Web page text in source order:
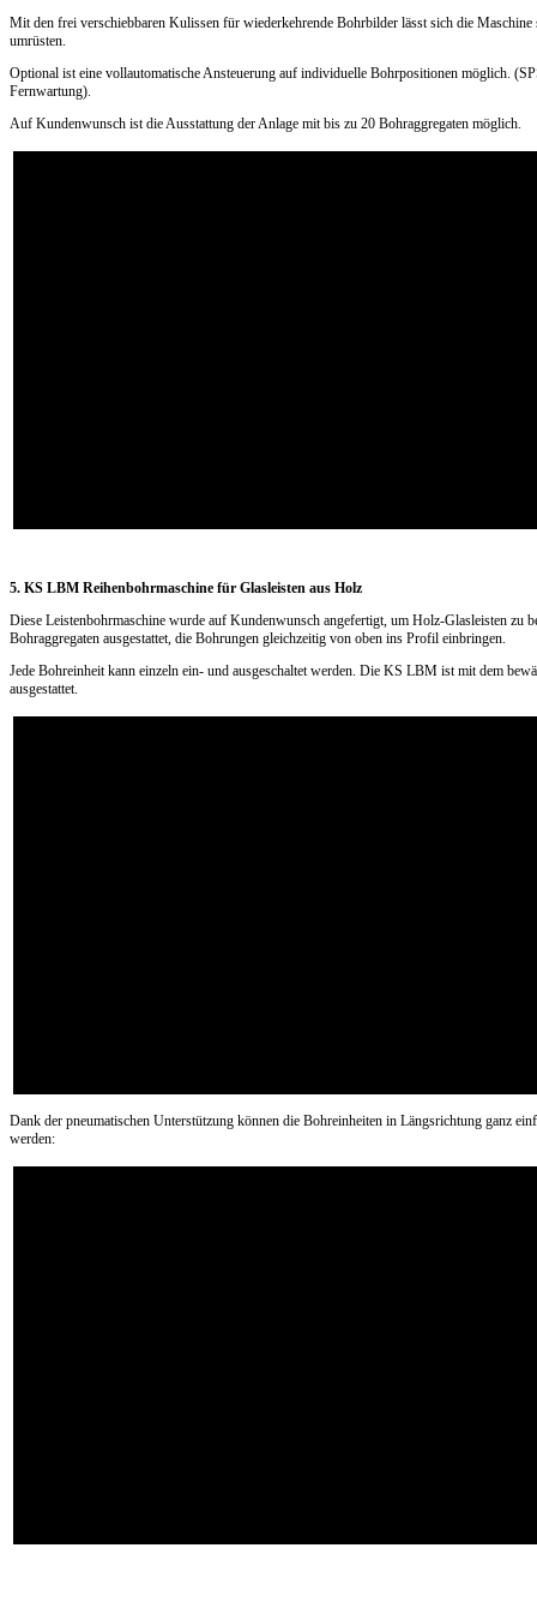
Mit den frei verschiebbaren Kulissen für wiederkehrende Bohrbilder lässt sich die Maschine
umrüsten.
Optional ist eine vollautomatische Ansteuerung auf individuelle Bohrpositionen möglich.
Fernwartung).
Auf Kundenwunsch ist die Ausstattung der Anlage mit bis zu 20 Bohraggregaten möglich.
5. KS LBM Reihenbohrmaschine für Glasleisten aus Holz
Diese Leistenbohrmaschine wurde auf Kundenwunsch angefertigt, um Holz-Glasleisten zu
Bohraggregaten ausgestattet, die Bohrungen gleichzeitig von oben ins Profil einbringen.
Jede Bohreinheit kann einzeln ein- und ausgeschaltet werden. Die KS LBM ist mit dem
ausgestattet.
Dank der pneumatischen Unterstützung können die Bohreinheiten in Längsrichtung ganz
werden: